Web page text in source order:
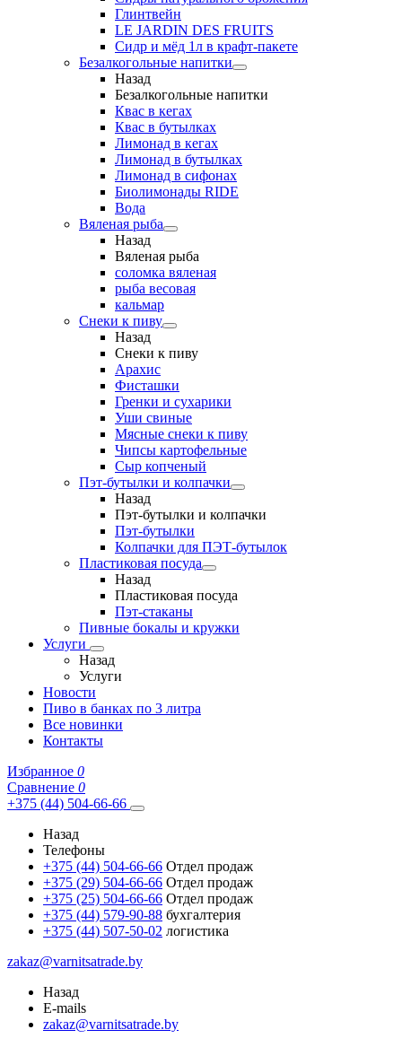
Глинтвейн
LE JARDIN DES FRUITS
Сидр и мёд 1л в крафт-пакете
Безалкогольные напитки
Назад
Безалкогольные напитки
Квас в кегах
Квас в бутылках
Лимонад в кегах
Лимонад в бутылках
Лимонад в сифонах
Биолимонады RIDE
Вода
Вяленая рыба
Назад
Вяленая рыба
соломка вяленая
рыба весовая
кальмар
Снеки к пиву
Назад
Снеки к пиву
Арахис
Фисташки
Гренки и сухарики
Уши свиные
Мясные снеки к пиву
Чипсы картофельные
Сыр копченый
Пэт-бутылки и колпачки
Назад
Пэт-бутылки и колпачки
Пэт-бутылки
Колпачки для ПЭТ-бутылок
Пластиковая посуда
Назад
Пластиковая посуда
Пэт-стаканы
Пивные бокалы и кружки
Услуги
Назад
Услуги
Новости
Пиво в банках по 3 литра
Все новинки
Контакты
Избранное 0
Сравнение 0
+375 (44) 504-66-66
Назад
Телефоны
+375 (44) 504-66-66 Отдел продаж
+375 (29) 504-66-66 Отдел продаж
+375 (25) 504-66-66 Отдел продаж
+375 (44) 579-90-88 бухгалтерия
+375 (44) 507-50-02 логистика
zakaz@varnitsatrade.by
Назад
E-mails
zakaz@varnitsatrade.by